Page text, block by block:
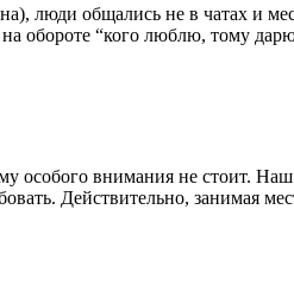
люди общались не в чатах
обороте “кого люблю, тому
особого внимания не стоит.
Действительно, занимая